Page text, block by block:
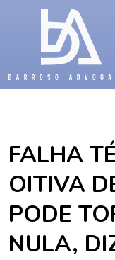
FALHA
OITIVA
PODE
NULA,